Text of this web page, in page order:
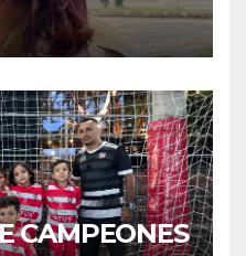
CAMPEONES